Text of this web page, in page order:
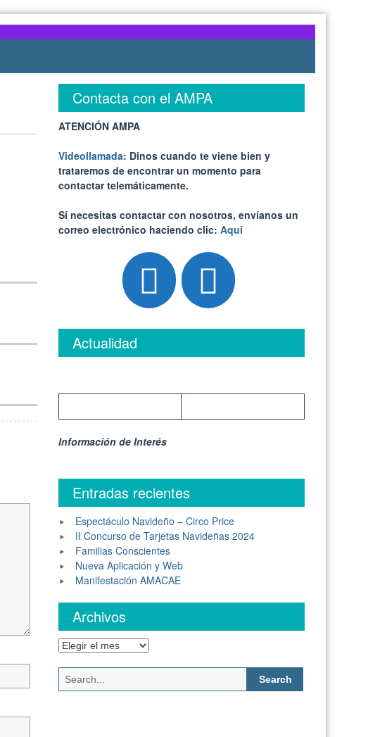
Contacta con el AMPA
ATENCIÓN AMPA
Videollamada: Dinos cuando te viene bien y
trataremos de encontrar un momento para
contactar telemáticamente.
Sí necesitas contactar con nosotros, envíanos un
correo electrónico haciendo clic: Aquí
Actualidad
Información de Interés
Entradas recientes
Espectáculo Navideño – Circo Price
II Concurso de Tarjetas Navideñas 2024
Familias Conscientes
Nueva Aplicación y Web
Manifestación AMACAE
Archivos
Archivos
Search
for: